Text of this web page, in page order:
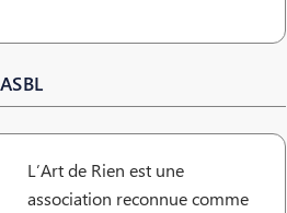
L’Art de Rien est une
association reconnue comme